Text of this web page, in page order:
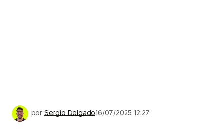
por Sergio Delgado16/07/2025 12:27